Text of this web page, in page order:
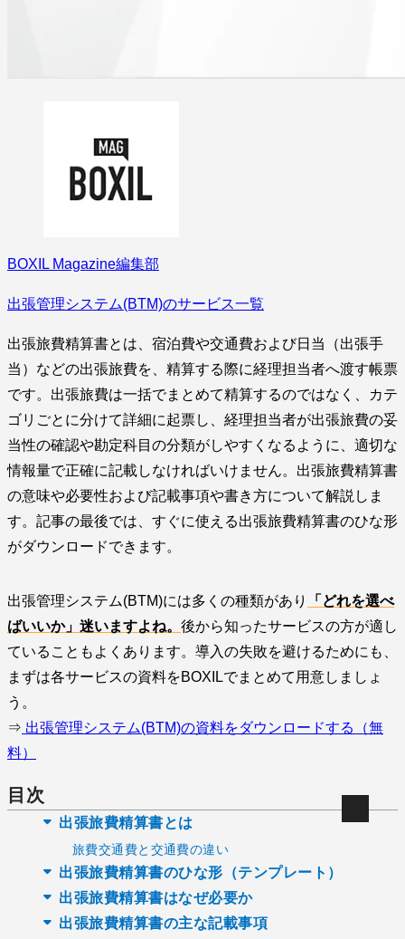
BOXIL Magazine編集部
出張管理システム(BTM)のサービス一覧
出張旅費精算書とは、宿泊費や交通費および日当（出張手
当）などの出張旅費を、精算する際に経理担当者へ渡す帳票
です。出張旅費は一括でまとめて精算するのではなく、カテ
ゴリごとに分けて詳細に起票し、経理担当者が出張旅費の妥
当性の確認や勘定科目の分類がしやすくなるように、適切な
情報量で正確に記載しなければいけません。出張旅費精算書
の意味や必要性および記載事項や書き方について解説しま
す。記事の最後では、すぐに使える出張旅費精算書のひな形
がダウンロードできます。
出張管理システム(BTM)には多くの種類があり
「どれを選べ
ばいいか」迷いますよね。 後から知ったサービスの方が適し
ていることもよくあります。導入の失敗を避けるためにも、
まずは各サービスの資料をBOXILでまとめて用意しましょ
う。
⇒ 出張管理システム(BTM)の資料をダウンロードする（無
料）
目次
出張旅費精算書とは
旅費交通費と交通費の違い
出張旅費精算書のひな形（テンプレート）
出張旅費精算書はなぜ必要か
出張旅費精算書の主な記載事項